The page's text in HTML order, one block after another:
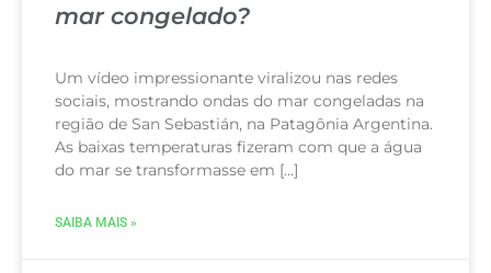
mar congelado?
Um vídeo impressionante viralizou nas redes
sociais, mostrando ondas do mar congeladas na
região de San Sebastián, na Patagônia Argentina.
As baixas temperaturas fizeram com que a água
do mar se transformasse em […]
SAIBA MAIS »